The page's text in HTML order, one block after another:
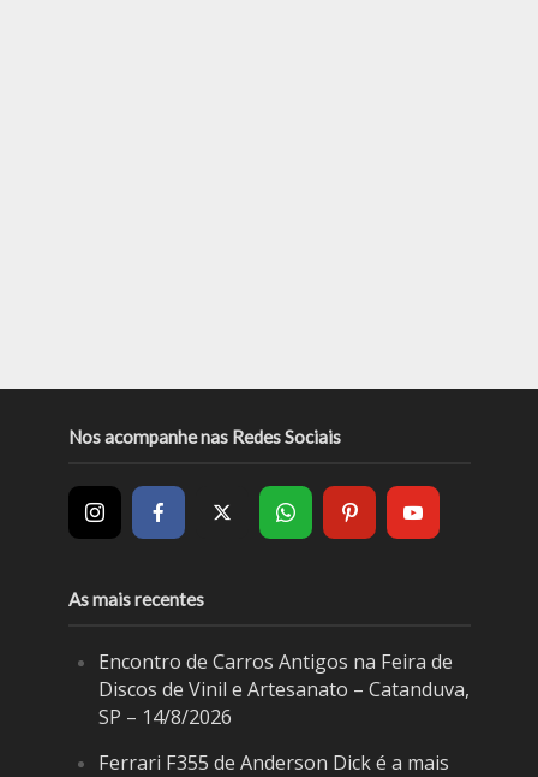
Nos acompanhe nas Redes Sociais
As mais recentes
Encontro de Carros Antigos na Feira de
Discos de Vinil e Artesanato – Catanduva,
SP – 14/8/2026
Ferrari F355 de Anderson Dick é a mais